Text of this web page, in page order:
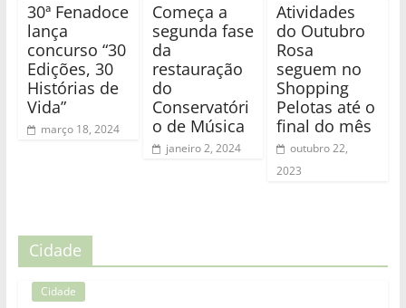
30ª Fenadoce
lança
concurso “30
Edições, 30
Histórias de
Vida”
março 18, 2024
Começa a
segunda fase
da
restauração
do
Conservatóri
o de Música
janeiro 2, 2024
Atividades
do Outubro
Rosa
seguem no
Shopping
Pelotas até o
final do mês
outubro 22,
2023
Cidade
Cidade